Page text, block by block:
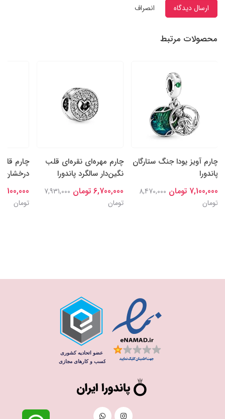
ارسال دیدگاه انصراف
محصولات مرتبط
چارم آویز یودا جنگ ستارگان
پاندورا
7,100,000 تومان
8,470,000
تومان
چارم مهره‌ای نقره‌ای قلب
نگین‌دار سالگرد پاندورا
6,700,000 تومان
7,931,000
تومان
چارم
درخشان
7,100,000 تومان
تومان